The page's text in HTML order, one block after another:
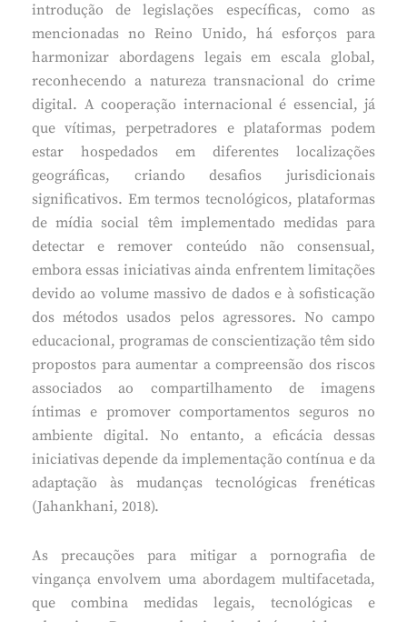
introdução de legislações específicas, como as
mencionadas no Reino Unido, há esforços para
harmonizar abordagens legais em escala global,
reconhecendo a natureza transnacional do crime
digital. A cooperação internacional é essencial, já
que vítimas, perpetradores e plataformas podem
estar hospedados em diferentes localizações
geográficas, criando desafios jurisdicionais
significativos. Em termos tecnológicos, plataformas
de mídia social têm implementado medidas para
detectar e remover conteúdo não consensual,
embora essas iniciativas ainda enfrentem limitações
devido ao volume massivo de dados e à sofisticação
dos métodos usados pelos agressores. No campo
educacional, programas de conscientização têm sido
propostos para aumentar a compreensão dos riscos
associados ao compartilhamento de imagens
íntimas e promover comportamentos seguros no
ambiente digital. No entanto, a eficácia dessas
iniciativas depende da implementação contínua e da
adaptação às mudanças tecnológicas frenéticas
(Jahankhani, 2018).
As precauções para mitigar a pornografia de
vingança envolvem uma abordagem multifacetada,
que combina medidas legais, tecnológicas e